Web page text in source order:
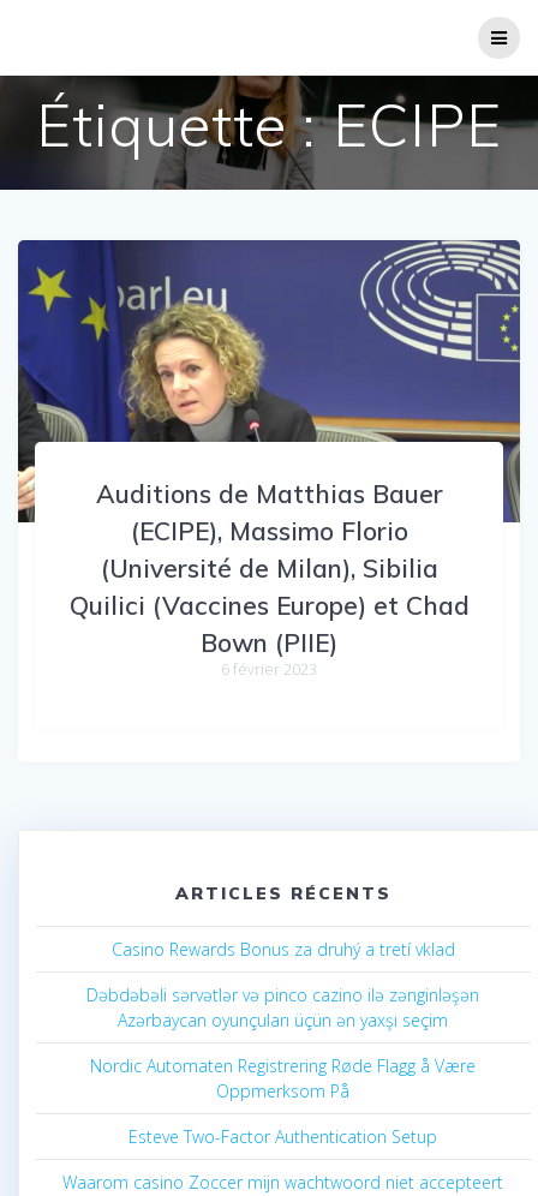
Étiquette :ECIPE
Auditions de Matthias Bauer
(ECIPE), Massimo Florio
(Université de Milan), Sibilia
Quilici (Vaccines Europe) et Chad
Bown (PIIE)
6 février 2023
ARTICLES RÉCENTS
Casino Rewards Bonus za druhý a tretí vklad
Dəbdəbəli sərvətlər və pinco cazino ilə zənginləşən
Azərbaycan oyunçuları üçün ən yaxşı seçim
Nordic Automaten Registrering Røde Flagg å Være
Oppmerksom På
Esteve Two-Factor Authentication Setup
Waarom casino Zoccer mijn wachtwoord niet accepteert